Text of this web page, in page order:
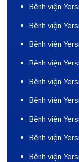
Bệnh viện
Bệnh viện
Bệnh viện
Bệnh viện
Bệnh viện
Bệnh viện
Bệnh viện
Bệnh viện
Bệnh viện